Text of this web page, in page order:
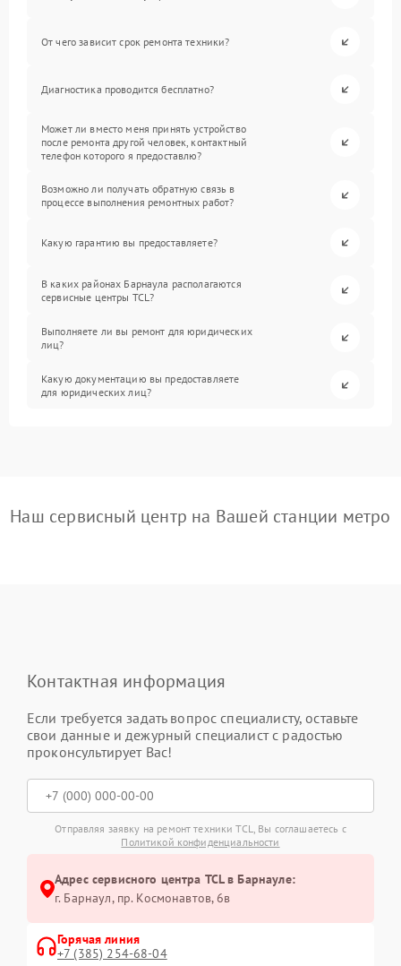
От чего зависит срок ремонта техники?
Диагностика проводится бесплатно?
Может ли вместо меня принять устройство
после ремонта другой человек, контактный
телефон которого я предоставлю?
Возможно ли получать обратную связь в
процессе выполнения ремонтных работ?
Какую гарантию вы предоставляете?
В каких районах Барнаула располагаются
сервисные центры TCL?
Выполняете ли вы ремонт для юридических
лиц?
Какую документацию вы предоставляете
для юридических лиц?
Наш сервисный центр на Вашей станции метро
Контактная информация
Если требуется задать вопрос специалисту, оставьте
свои данные и дежурный специалист с радостью
проконсультирует Вас!
Отправляя заявку на ремонт техники TCL, Вы соглашаетесь с
Политикой конфиденциальности
Адрес сервисного центра TCL в Барнауле:
г. Барнаул, ​пр. Космонавтов, 6в
Горячая линия
+7 (385) 254-68-04